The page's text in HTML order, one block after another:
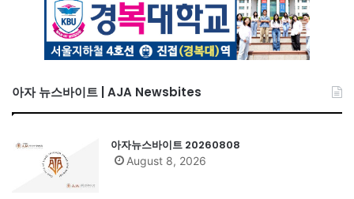
아자 뉴스바이트 | AJA Newsbites
아자뉴스바이트 20260808
August 8, 2026